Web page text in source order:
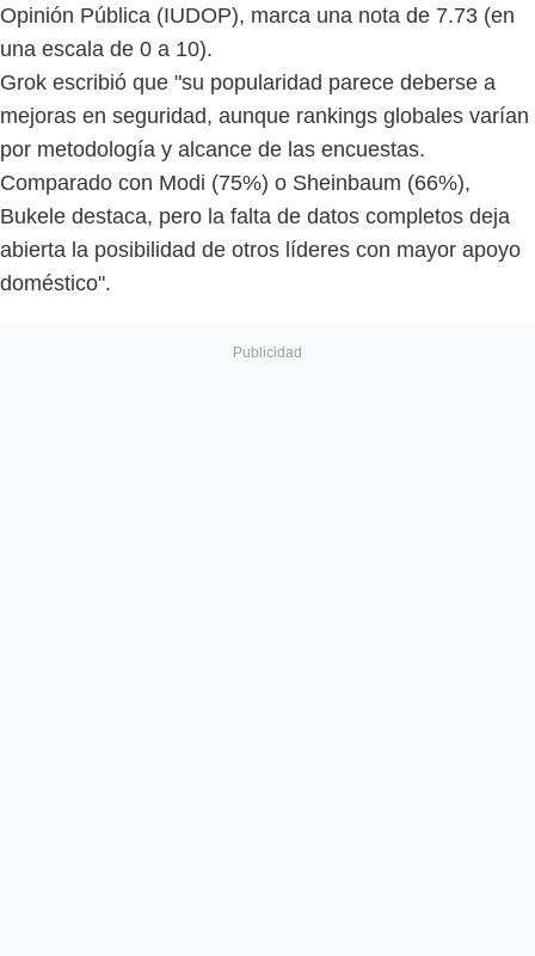
Opinión Pública (IUDOP), marca una nota de 7.73 (en
una escala de 0 a 10).
Grok escribió que "su popularidad parece deberse a
mejoras en seguridad, aunque rankings globales varían
por metodología y alcance de las encuestas.
Comparado con Modi (75%) o Sheinbaum (66%),
Bukele destaca, pero la falta de datos completos deja
abierta la posibilidad de otros líderes con mayor apoyo
doméstico".